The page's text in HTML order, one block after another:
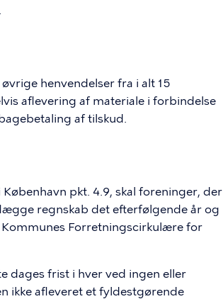
henvendelser fra i alt 15
aflevering af materiale i forbindelse
af tilskud.
pkt. 4.9, skal foreninger, der
regnskab det efterfølgende år og
Kommunes Forretningscirkulære for
dages frist i hver ved ingen eller
ikke afleveret et fyldestgørende